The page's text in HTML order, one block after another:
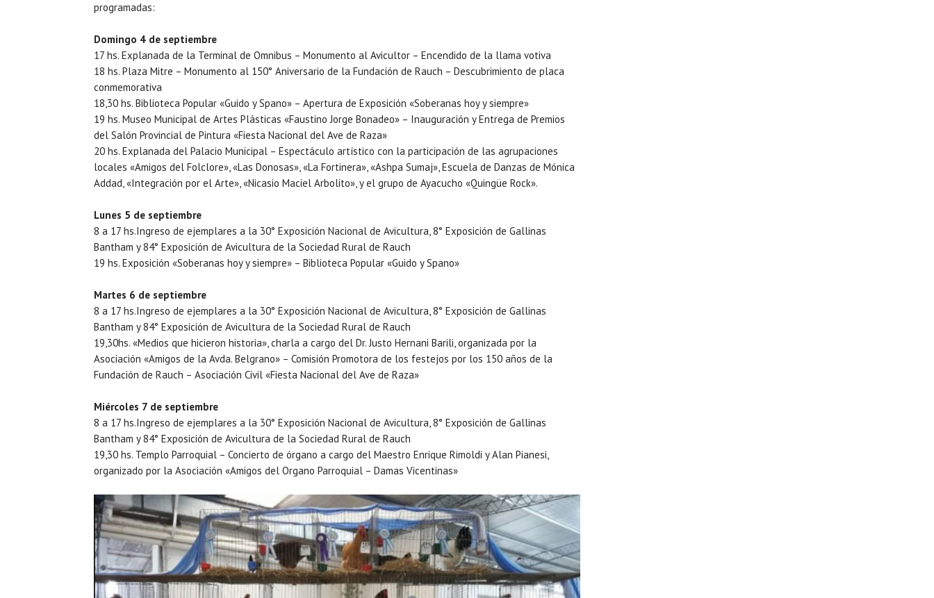
programadas:
Domingo 4 de septiembre
17 hs. Explanada de la Terminal de Omnibus – Monumento al Avicultor – Encendido de la llama votiva
18 hs. Plaza Mitre – Monumento al 150° Aniversario de la Fundación de Rauch – Descubrimiento de placa
conmemorativa
18,30 hs. Biblioteca Popular «Guido y Spano» – Apertura de Exposición «Soberanas hoy y siempre»
19 hs. Museo Municipal de Artes Plásticas «Faustino Jorge Bonadeo» – Inauguración y Entrega de Premios
del Salón Provincial de Pintura «Fiesta Nacional del Ave de Raza»
20 hs. Explanada del Palacio Municipal – Espectáculo artístico con la participación de las agrupaciones
locales «Amigos del Folclore», «Las Donosas», «La Fortinera», «Ashpa Sumaj», Escuela de Danzas de Mónica
Addad, «Integración por el Arte», «Nicasio Maciel Arbolito», y el grupo de Ayacucho «Quingüe Rock».
Lunes 5 de septiembre
8 a 17 hs.Ingreso de ejemplares a la 30° Exposición Nacional de Avicultura, 8° Exposición de Gallinas
Bantham y 84° Exposición de Avicultura de la Sociedad Rural de Rauch
19 hs. Exposición «Soberanas hoy y siempre» – Biblioteca Popular «Guido y Spano»
Martes 6 de septiembre
8 a 17 hs.Ingreso de ejemplares a la 30° Exposición Nacional de Avicultura, 8° Exposición de Gallinas
Bantham y 84° Exposición de Avicultura de la Sociedad Rural de Rauch
19,30hs. «Medios que hicieron historia», charla a cargo del Dr. Justo Hernani Barili, organizada por la
Asociación «Amigos de la Avda. Belgrano» – Comisión Promotora de los festejos por los 150 años de la
Fundación de Rauch – Asociación Civil «Fiesta Nacional del Ave de Raza»
Miércoles 7 de septiembre
8 a 17 hs.Ingreso de ejemplares a la 30° Exposición Nacional de Avicultura, 8° Exposición de Gallinas
Bantham y 84° Exposición de Avicultura de la Sociedad Rural de Rauch
19,30 hs. Templo Parroquial – Concierto de órgano a cargo del Maestro Enrique Rimoldi y Alan Pianesi,
organizado por la Asociación «Amigos del Organo Parroquial – Damas Vicentinas»